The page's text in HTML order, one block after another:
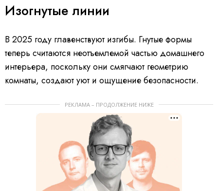
Изогнутые линии
В 2025 году главенствуют изгибы. Гнутые формы
теперь считаются неотъемлемой частью домашнего
интерьера, поскольку они смягчают геометрию
комнаты, создают уют и ощущение безопасности.
РЕКЛАМА – ПРОДОЛЖЕНИЕ НИЖЕ